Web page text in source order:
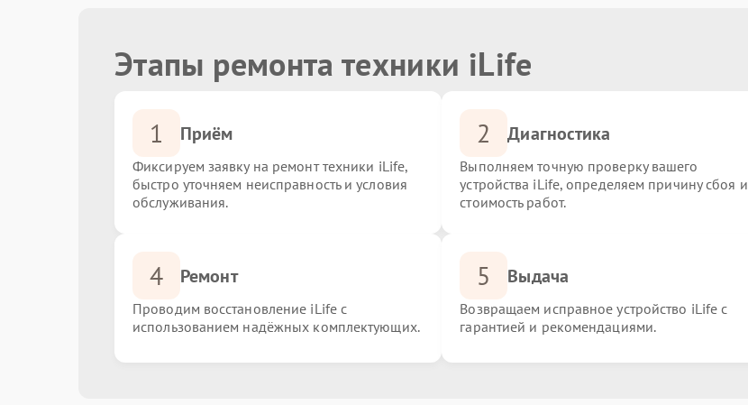
Этапы ремонта техники iLife
1 Приём
Фиксируем заявку на ремонт техники iLife,
быстро уточняем неисправность и условия
обслуживания.
2 Диагностика
Выполняем точную проверку вашего
устройства iLife, определяем причину сбоя и
стоимость работ.
4 Ремонт
Проводим восстановление iLife с
использованием надёжных комплектующих.
5 Выдача
Возвращаем исправное устройство iLife с
гарантией и рекомендациями.